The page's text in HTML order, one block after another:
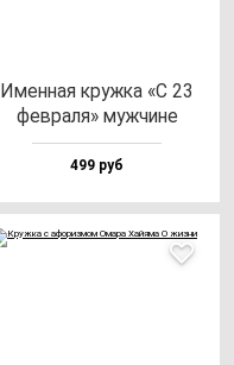
Имен­ная круж­ка «С 23
фев­ра­ля» муж­чи­не
499 руб